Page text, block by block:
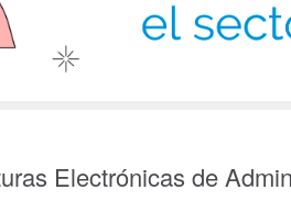
Electrónicas de